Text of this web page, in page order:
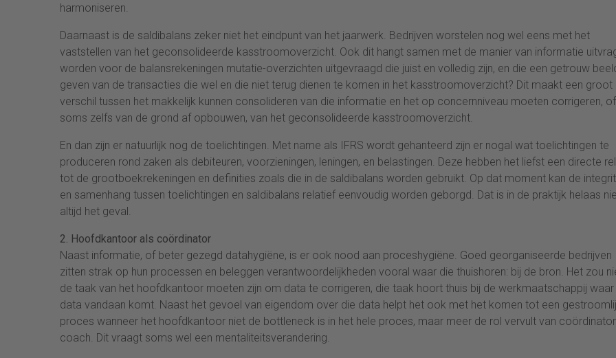
harmoniseren.
Daarnaast is de saldibalans zeker niet het eindpunt van het jaarwerk. Bedrijven worstelen nog wel eens met het
vaststellen van het geconsolideerde kasstroomoverzicht. Ook dit hangt samen met de manier van informatie
worden voor de balansrekeningen mutatie-overzichten uitgevraagd die juist en volledig zijn, en die een getrouw
geven van de transacties die wel en die niet terug dienen te komen in het kasstroomoverzicht? Dit maakt een groot
verschil tussen het makkelijk kunnen consolideren van die informatie en het op concernniveau moeten corrigeren, of
soms zelfs van de grond af opbouwen, van het geconsolideerde kasstroomoverzicht.
En dan zijn er natuurlijk nog de toelichtingen. Met name als IFRS wordt gehanteerd zijn er nogal wat toelichtingen te
produceren rond zaken als debiteuren, voorzieningen, leningen, en belastingen. Deze hebben het liefst een directe
tot de grootboekrekeningen en definities zoals die in de saldibalans worden gebruikt. Op dat moment kan de
en samenhang tussen toelichtingen en saldibalans relatief eenvoudig worden geborgd. Dat is in de praktijk helaas
altijd het geval.
2. Hoofdkantoor als coördinator
Naast informatie, of beter gezegd datahygiëne, is er ook nood aan proceshygiëne. Goed georganiseerde bedrijven
zitten strak op hun processen en beleggen verantwoordelijkheden vooral waar die thuishoren: bij de bron. Het zou
de taak van het hoofdkantoor moeten zijn om data te corrigeren, die taak hoort thuis bij de werkmaatschappij waar
data vandaan komt. Naast het gevoel van eigendom over die data helpt het ook met het komen tot een
proces wanneer het hoofdkantoor niet de bottleneck is in het hele proces, maar meer de rol vervult van
coach. Dit vraagt soms wel een mentaliteitsverandering.